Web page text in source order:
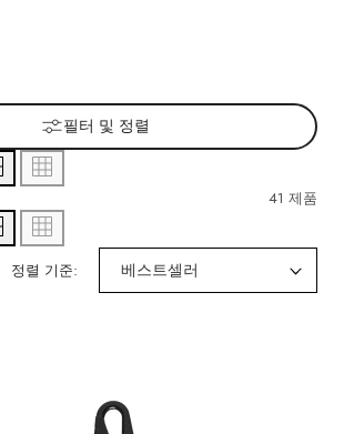
필터 및 정렬
41 제품
정렬 기준: